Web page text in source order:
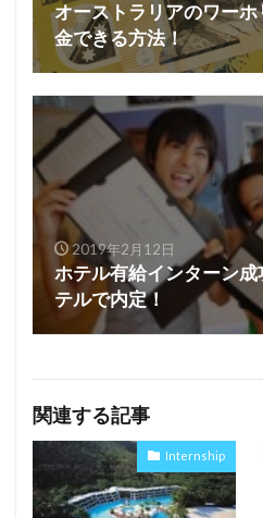
オーストラリアのワー
金できる方法！
2019年2月12日
ホテル有給インターン
テルで内定！
関連する記事
Internship